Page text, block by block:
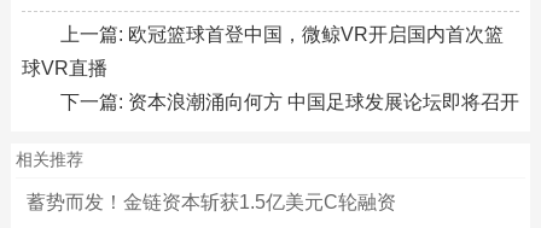
上一篇: 欧冠篮球首登中国，微鲸VR开启国内首次篮
球VR直播
下一篇: 资本浪潮涌向何方 中国足球发展论坛即将召开
相关推荐
蓄势而发！金链资本斩获1.5亿美元C轮融资